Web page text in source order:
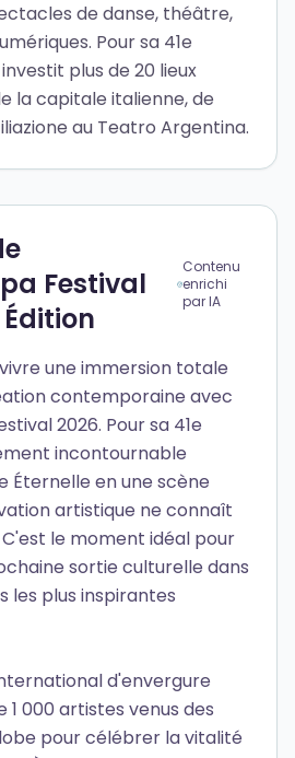
de danse, théâtre,
Pour sa 41e
plus de 20 lieux
la capitale italienne, de
au Teatro Argentina.
Festival
Édition
Contenu
enrichi
par IA
une immersion totale
contemporaine avec
2026. Pour sa 41e
incontournable
Éternelle en une scène
artistique ne connaît
le moment idéal pour
sortie culturelle dans
les plus inspirantes
d'envergure
1 000 artistes venus des
pour célébrer la vitalité